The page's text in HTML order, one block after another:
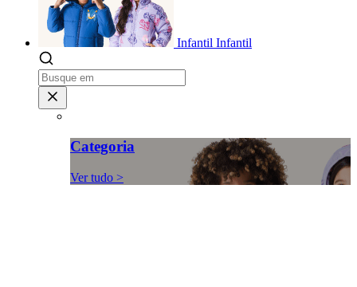
Infantil Infantil
Categoria
Ver tudo >